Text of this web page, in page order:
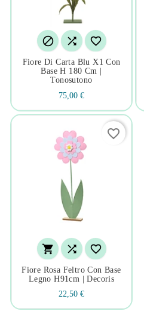
  
Fiore Di Carta Blu X1 Con
Base H 180 Cm |
Tonosutono
75,00 €
  
Fiore Rosa Feltro Con Base
Legno H91cm | Decoris
22,50 €
favorite_border